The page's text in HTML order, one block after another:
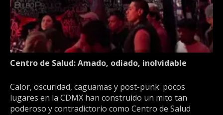
Centro de Salud: Amado, odiado, inolvidable
Calor, oscuridad, caguamas y post-punk: pocos
lugares en la CDMX han construido un mito tan
poderoso y contradictorio como Centro de Salud